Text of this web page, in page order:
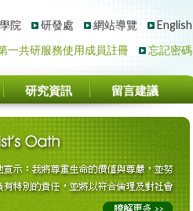
院 研發處 網站導覽
English
一共研服務使用成員註冊
忘記密碼
研究資訊 留言建議